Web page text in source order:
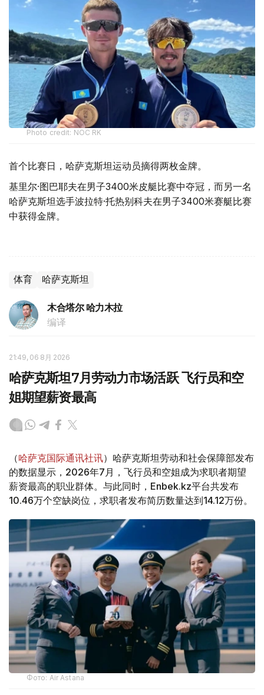
Photo credit: NOC RK
首个比赛日，哈萨克斯坦运动员摘得两枚金牌。
基里尔·图巴耶夫在男子3400米皮艇比赛中夺冠，而另一名
哈萨克斯坦选手波拉特·托热别科夫在男子3400米赛艇比赛
中获得金牌。
体育 哈萨克斯坦
木合塔尔 哈力木拉
编译
21:49, 06 8月 2026
哈萨克斯坦7月劳动力市场活跃 飞行员和空
姐期望薪资最高
（哈萨克国际通讯社讯）哈萨克斯坦劳动和社会保障部发布
的数据显示，2026年7月，飞行员和空姐成为求职者期望
薪资最高的职业群体。与此同时，Enbek.kz平台共发布
10.46万个空缺岗位，求职者发布简历数量达到14.12万份。
Фото: Air Astana